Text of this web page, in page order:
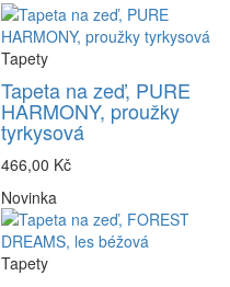
Tapety
Tapeta na zeď, PURE
HARMONY, proužky
tyrkysová
466,00 Kč
Novinka
Tapety